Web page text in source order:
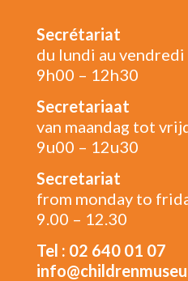
Secrétariat
du lundi au vendredi
9h00 – 12h30
Secretariaat
van maandag tot
9u00 – 12u30
Secretariat
from monday to
9.00 – 12.30
Tel : 02 640 01 07